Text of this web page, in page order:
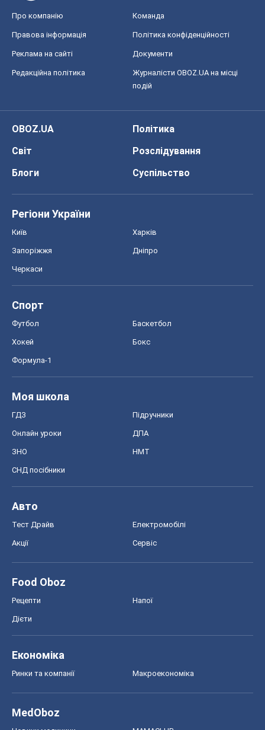
Про компанію Команда
Правова інформація Політика конфіденційності
Реклама на сайті Документи
Редакційна політика
Журналісти OBOZ.UA на місці
подій
OBOZ.UA
Політика
Світ
Розслідування
Блоги
Суспільство
Регіони України
Київ Харків
Запоріжжя Дніпро
Черкаси
Спорт
Футбол Баскетбол
Хокей Бокс
Формула-1
Моя школа
ГДЗ Підручники
Онлайн уроки ДПА
ЗНО НМТ
СНД посібники
Авто
Тест Драйв Електромобілі
Акції Сервіс
Food Oboz
Рецепти Напої
Дієти
Економіка
Ринки та компанії Макроекономіка
MedOboz